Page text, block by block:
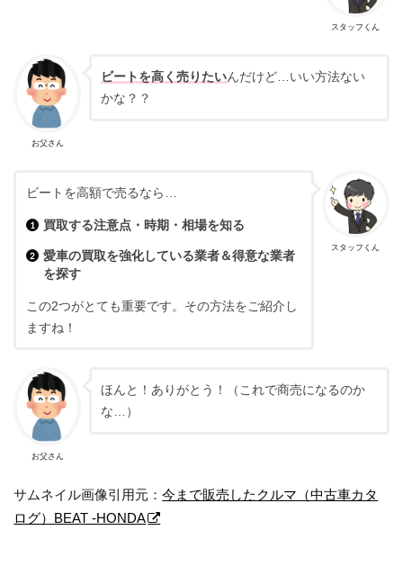
スタッフくん
お父さん
ビートを高く売りたいんだけど…いい方法ない
かな？？
スタッフくん
ビートを高額で売るなら…
買取する注意点・時期・相場を知る
愛車の買取を強化している業者＆得意な業者
を探す
この2つがとても重要です。その方法をご紹介し
ますね！
お父さん
ほんと！ありがとう！（これで商売になるのか
な…）
サムネイル画像引用元：今まで販売したクルマ（中古車カタ
ログ）BEAT -HONDA